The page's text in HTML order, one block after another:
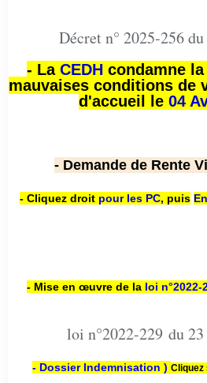
Décret n° 2025-256
- La CEDH condamne
mauvaises conditions de
d'accueil le 04
- Demande de Rente
- Cliquez droit pour les PC, puis
- Mise en œuvre de la loi n°2022-
loi n°2022-229 du
- Dossier Indemnisation ) Cliquez